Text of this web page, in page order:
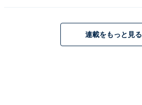
連載をもっと見る